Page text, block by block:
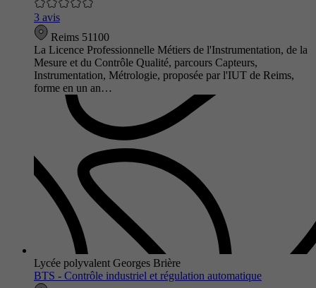
3 avis
Reims 51100
La Licence Professionnelle Métiers de l'Instrumentation, de la
Mesure et du Contrôle Qualité, parcours Capteurs,
Instrumentation, Métrologie, proposée par l'IUT de Reims,
forme en un an…
Lycée polyvalent Georges Brière
BTS - Contrôle industriel et régulation automatique